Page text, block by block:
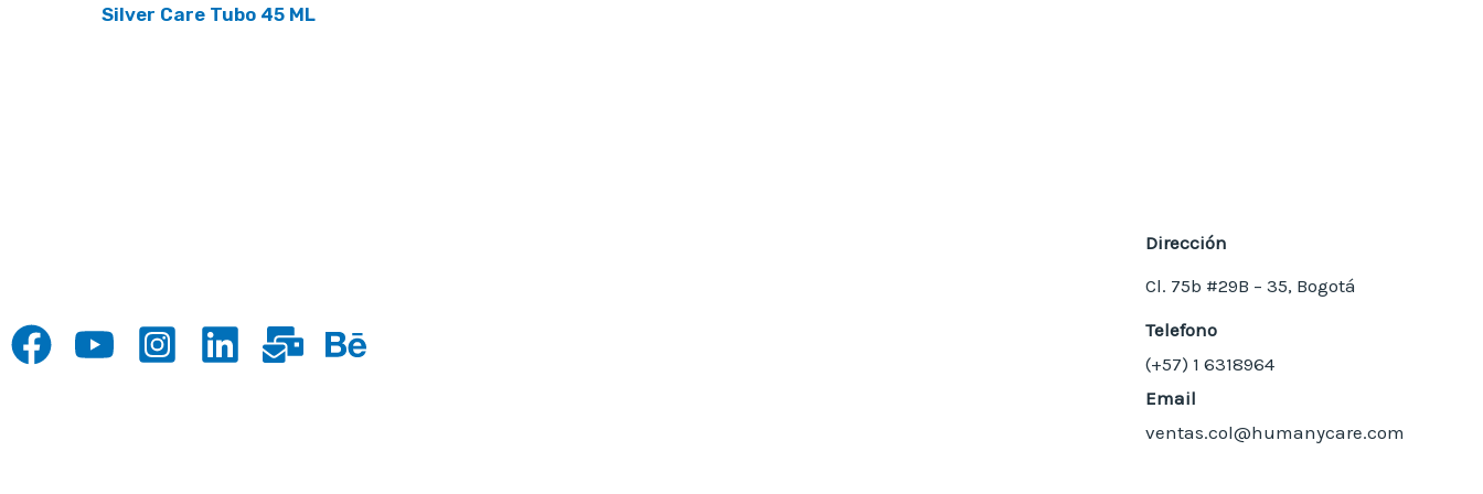
Silver Care Tubo 45 ML
Dirección
Cl. 75b #29B – 35, Bogotá
Telefono
(+57) 1 6318964
Email
ventas.col@humanycare.com